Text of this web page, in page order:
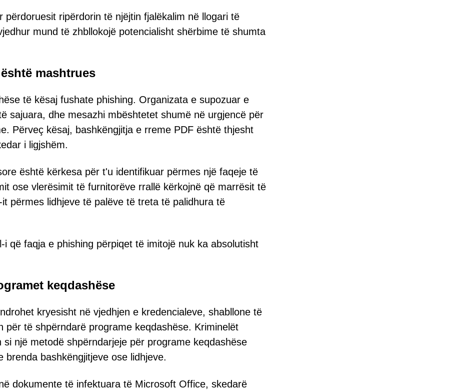
ripërdorin të njëjtin fjalëkalim në llogari të
mund të zhbllokojë potencialisht shërbime të shumta
mashtrues
të kësaj fushate phishing. Organizata e supozuar e
sajuara, dhe mesazhi mbështetet shumë në urgjencë për
Përveç kësaj, bashkëngjitja e rreme PDF është thjesht
i ligjshëm.
është kërkesa për t'u identifikuar përmes një faqeje të
ose vlerësimit të furnitorëve rrallë kërkojnë që marrësit të
përmes lidhjeve të palëve të treta të palidhura të
që faqja e phishing përpiqet të imitojë nuk ka absolutisht
keqdashëse
kryesisht në vjedhjen e kredencialeve, shabllone të
për të shpërndarë programe keqdashëse. Kriminelët
një metodë shpërndarjeje për programe keqdashëse
bashkëngjitjeve ose lidhjeve.
dokumente të infektuara të Microsoft Office, skedarë